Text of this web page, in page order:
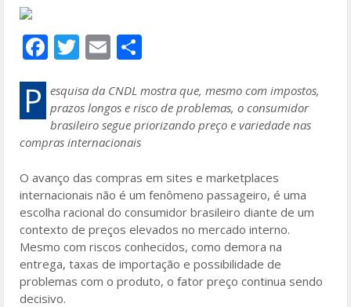
F
ac
e
b
o
o
k
T
w
itt
er
E
m
ai
l
ar
e
P
esquisa da CNDL mostra que, mesmo com impostos,
prazos longos e risco de problemas, o consumidor
brasileiro segue priorizando preço e variedade nas
compras internacionais
O avanço das compras em sites e marketplaces
internacionais não é um fenômeno passageiro, é uma
escolha racional do consumidor brasileiro diante de um
contexto de preços elevados no mercado interno.
Mesmo com riscos conhecidos, como demora na
entrega, taxas de importação e possibilidade de
problemas com o produto, o fator preço continua sendo
decisivo.